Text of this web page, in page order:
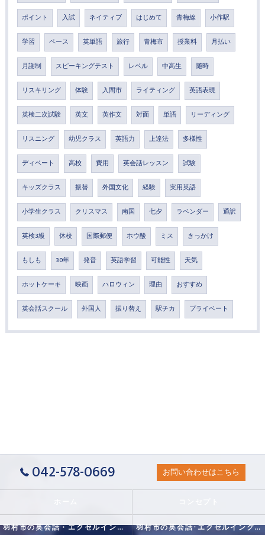
ポイント 入試 ネイティブ はじめて 青梅線 小作駅
学習 ペース 英単語 旅行 青梅市 授業料 月払い
月謝制 スピーキングテスト レベル 中高生 随時
リスキリング 体験 入間市 ライティング 英語表現
英検二次試験 英文 英作文 対面 単語 リーディング
リスニング 幼児クラス 英語力 上達法 多様性
ディベート 高校 費用 英会話レッスン 試験
キッズクラス 振替 外国文化 経験 実用英語
小学生クラス クリスマス 南国 七夕 ラベンダー 通訳
英検3級 休校 国際郵便 ホウ酸 ミス きっかけ
もしも 30年 発音 英語学習 可能性 天気
ホットケーキ 映画 ハロウィン 理由 おすすめ
英会話スクール 外国人 振り替え 駅チカ プライベート
042-578-0669 お問い合わせはこちら
羽村市の英会話・エクセルイングリッシュクラブの口コミ情報 羽村市の英会話･エクセルイングリッシュクラブの評判